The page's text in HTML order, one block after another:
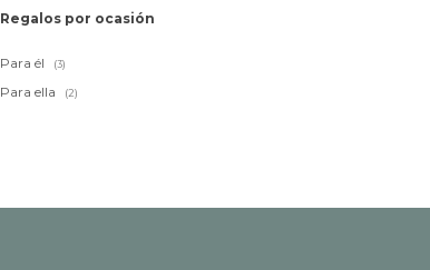
Regalos por ocasión
Para él (3)
Para ella (2)